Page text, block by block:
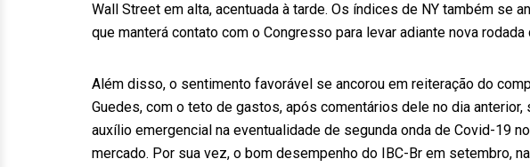
Wall Street em alta, acentuada à tarde. Os índices de NY também se
que manterá contato com o Congresso para levar adiante nova
Além disso, o sentimento favorável se ancorou em reiteração do
Guedes, com o teto de gastos, após comentários dele no dia
auxílio emergencial na eventualidade de segunda onda de Covid-19
mercado. Por sua vez, o bom desempenho do IBC-Br em setembro,